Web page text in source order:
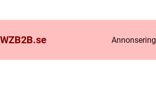
se Annonsering